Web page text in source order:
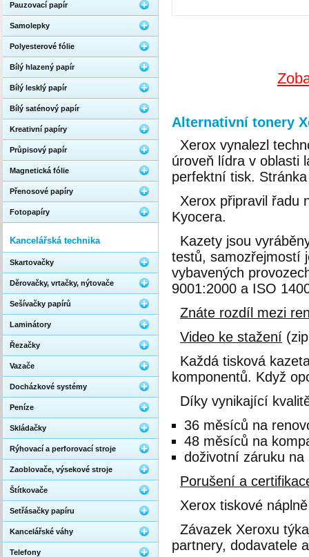
Alternativní tonery
Xerox vynalezl
úroveň lídra v oblasti
perfektní tisk.
Xerox připravil řadu
Kyocera.
Kazety jsou
testů, samozřejmostí
vybavených
9001:2000 a ISO
Znáte rozdíl mezi
Video ke stažení
Každá tisková
komponentů. Když
Díky vynikající
36 měsíců na
48 měsíců na
doživotní záruku na
Porušení a
Xerox tiskové
Závazek Xeroxu
partnery, dodavatele
Pauzovací papír
Samolepky
Polyesterové fólie
Bílý hlazený papír
Bílý lesklý papír
Bílý saténový papír
Kreativní papíry
Průpisový papír
Magnetická fólie
Přenosové papíry
Fotopapíry
Kancelářská technika
Skartovačky
Děrovačky, vrtačky, nýtovače
Sešívačky papírů
Laminátory
Řezačky
Vazače
Docházkové systémy
Peníze
Skládačky
Rýhovací a perforovací stroje
Zaoblovače, výsekové stroje
Štítkovače
Setřásačky papíru
Kancelářské váhy
Telefony